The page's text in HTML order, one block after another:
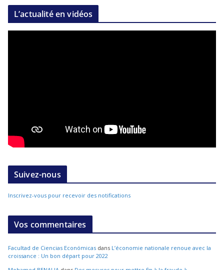
L’actualité en vidéos
Suivez-nous
Inscrivez-vous pour recevoir des notifications
Vos commentaires
Facultad de Ciencias Económicas dans L’économie nationale renoue avec la
croissance : Un bon départ pour 2022